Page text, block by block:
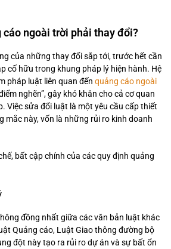
ngoài trời phải thay đổi?
của những thay đổi sắp tới, trước hết cần
cố hữu trong khung pháp lý hiện hành. Hệ
pháp luật liên quan đến quảng cáo ngoài
nghẽn”, gây khó khăn cho cả cơ quan
Việc sửa đổi luật là một yêu cầu cấp thiết
mắc này, vốn là những rủi ro kinh doanh
bất cập chính của các quy định quảng
đồng nhất giữa các văn bản luật khác
Quảng cáo, Luật Giao thông đường bộ
đột này tạo ra rủi ro dự án và sự bất ổn